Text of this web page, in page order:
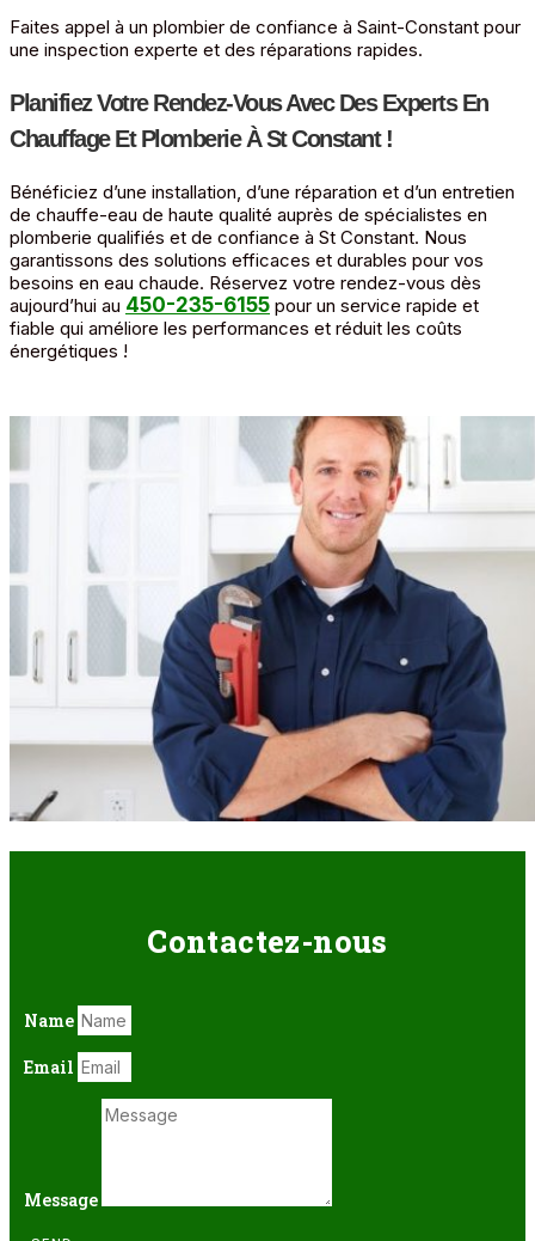
Faites appel à un plombier de confiance à Saint-Constant pour
une inspection experte et des réparations rapides.
Planifiez Votre Rendez-Vous Avec Des Experts En
Chauffage Et Plomberie À St Constant !
Bénéficiez d’une installation, d’une réparation et d’un entretien
de chauffe-eau de haute qualité auprès de spécialistes en
plomberie qualifiés et de confiance à St Constant. Nous
garantissons des solutions efficaces et durables pour vos
besoins en eau chaude. Réservez votre rendez-vous dès
aujourd’hui au 450-235-6155 pour un service rapide et
fiable qui améliore les performances et réduit les coûts
énergétiques !
Contactez-nous
Name
Email
Message